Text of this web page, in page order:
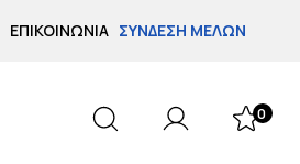
ΕΠΙΚΟΙΝΩΝΊΑ ΣΎΝΔΕΣΗ ΜΕΛΏΝ
0